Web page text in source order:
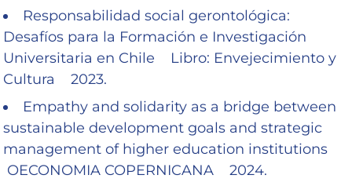
Responsabilidad social gerontológica:
Desafíos para la Formación e Investigación
Universitaria en Chile Libro: Envejecimiento y
Cultura 2023.
Empathy and solidarity as a bridge between
sustainable development goals and strategic
management of higher education institutions
OECONOMIA COPERNICANA 2024.